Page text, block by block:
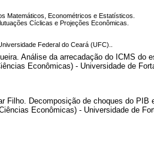
Matemáticos, Econométricos e Estatísticos.
Cíclicas e Projeções Econômicas.
Federal do Ceará (UFC)..
Análise da arrecadação do ICMS do
Econômicas) - Universidade de
Filho. Decomposição de choques do PIB
Econômicas) - Universidade de